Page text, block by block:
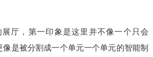
厅，第一印象是这里并不像一个只会
像是被分割成一个单元一个单元的智能制